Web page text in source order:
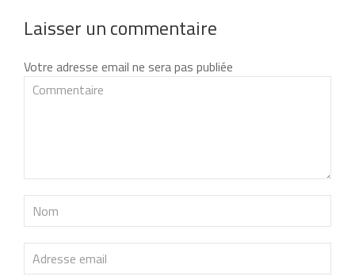
Laisser un commentaire
Votre adresse email ne sera pas publiée